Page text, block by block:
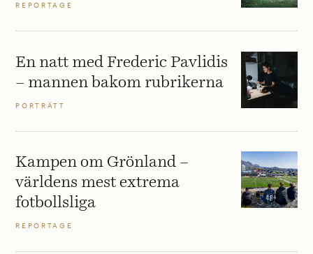
REPORTAGE
En natt med Frederic Pavlidis
– mannen bakom rubrikerna
PORTRÄTT
Kampen om Grönland –
världens mest extrema
fotbollsliga
REPORTAGE